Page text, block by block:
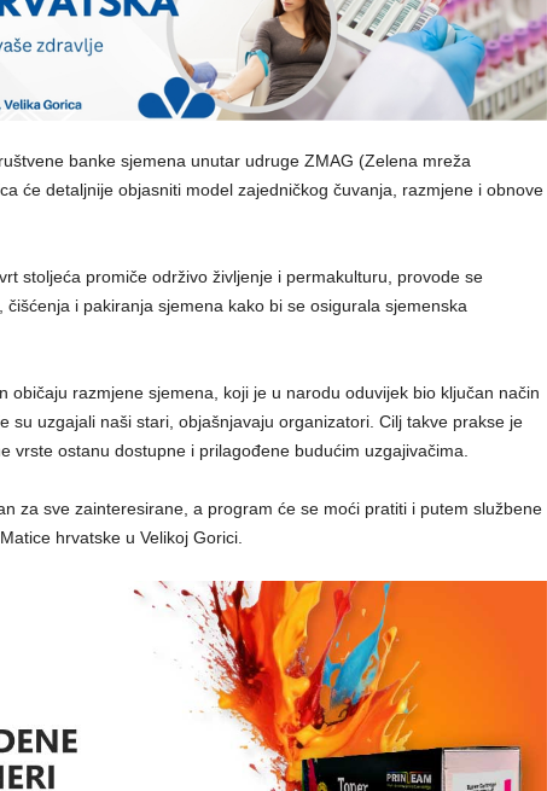
banke sjemena unutar udruge ZMAG (Zelena mreža
će detaljnije objasniti model zajedničkog čuvanja, razmjene i obnove
stoljeća promiče održivo življenje i permakulturu, provode se
i pakiranja sjemena kako bi se osigurala sjemenska
običaju razmjene sjemena, koji je u narodu oduvijek bio ključan način
su uzgajali naši stari, objašnjavaju organizatori. Cilj takve prakse je
vrste ostanu dostupne i prilagođene budućim uzgajivačima.
za sve zainteresirane, a program će se moći pratiti i putem službene
hrvatske u Velikoj Gorici.